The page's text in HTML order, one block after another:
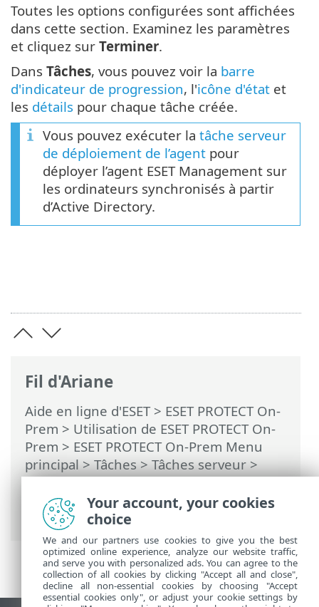
Fil d'Ariane
Aide en ligne d'ESET> ESET PROTECT On-
Prem > Utilisation de ESET PROTECT On-
Prem > ESET PROTECT On-Prem Menu
principal>Tâches>Tâches serveur>
Synchronisation des groupes statiques>
Mode de synchronisation - Active
Directory/Open Directory/LDAP
Toutes les options configurées sont affichées
dans cette section. Examinez les paramètres
et cliquez sur Terminer.
Dans Tâches, vous pouvez voir la barre
d'indicateur de progression, l'icône d'état et
les détails pour chaque tâche créée.
Vous pouvez exécuter la tâche serveur
de déploiement de l’agent pour
déployer l’agent ESET Management sur
les ordinateurs synchronisés à partir
d’Active Directory.
Your account, your cookies
choice
We and our partners use cookies to give you the best
optimized online experience, analyze our website traffic,
and serve you with personalized ads. You can agree to the
collection of all cookies by clicking "Accept all and close",
decline all non-essential cookies by choosing "Accept
essential cookies only", or adjust your cookie settings by